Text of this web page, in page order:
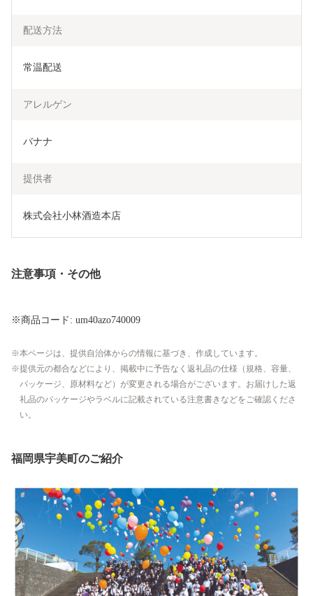
配送方法
常温配送
アレルゲン
提供者
株式会社小林酒造本店
注意事項・その他
※商品コード: um40azo740009
本ページは、提供自治体からの情報に基づき、作成しています。
提供元の都合などにより、掲載中に予告なく返礼品の仕様（規格、容量、
パッケージ、原材料など）が変更される場合がございます。お届けした返
礼品のパッケージやラベルに記載されている注意書きなどをご確認くださ
い。
福岡県宇美町のご紹介